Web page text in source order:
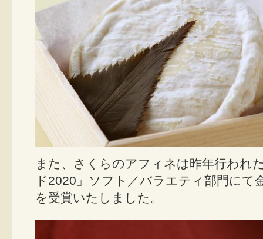
また、さくらのアフィネは昨年行われ
ド2020」ソフト／バラエティ部門にて
を受賞いたしました。